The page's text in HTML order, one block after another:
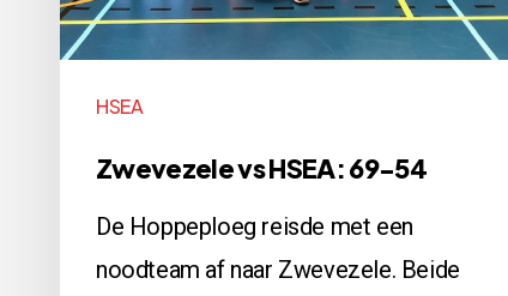
HSEA
Zwevezele vs HSEA: 69-54
De Hoppeploeg reisde met een
noodteam af naar Zwevezele. Beide